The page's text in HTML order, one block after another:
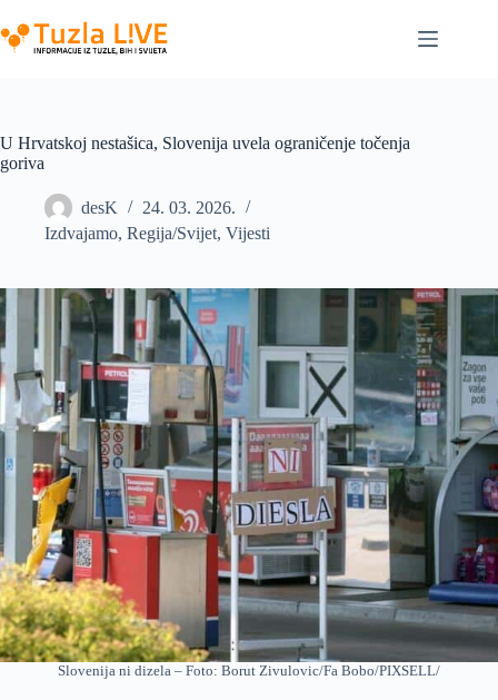
to
content
U Hrvatskoj nestašica, Slovenija uvela ograničenje točenja
goriva
desK
24. 03. 2026.
Izdvajamo, Regija/Svijet, Vijesti
Slovenija ni dizela – Foto: Borut Zivulovic/Fa Bobo/PIXSELL/